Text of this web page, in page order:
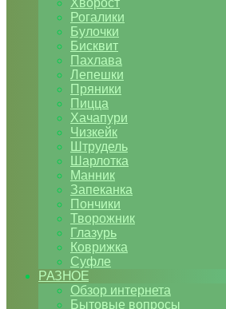
Хворост
Рогалики
Булочки
Бисквит
Пахлава
Лепешки
Пряники
Пицца
Хачапури
Чизкейк
Штрудель
Шарлотка
Манник
Запеканка
Пончики
Творожник
Глазурь
Коврижка
Суфле
РАЗНОЕ
Обзор интернета
Бытовые вопросы